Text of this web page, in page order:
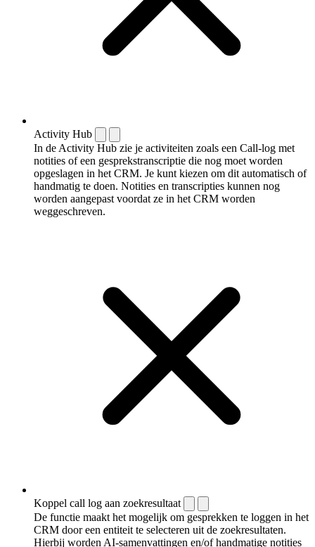
Activity Hub
In de Activity Hub zie je activiteiten zoals een Call-log met
notities of een gespreks­transcriptie die nog moet worden
opgeslagen in het CRM. Je kunt kiezen om dit automatisch of
handmatig te doen. Notities en transcripties kunnen nog
worden aangepast voordat ze in het CRM worden
weggeschreven.
Koppel call log aan zoekresultaat
De functie maakt het mogelijk om gesprekken te loggen in het
CRM door een entiteit te selecteren uit de zoekresultaten.
Hierbij worden AI-samenvattingen en/of handmatige notities